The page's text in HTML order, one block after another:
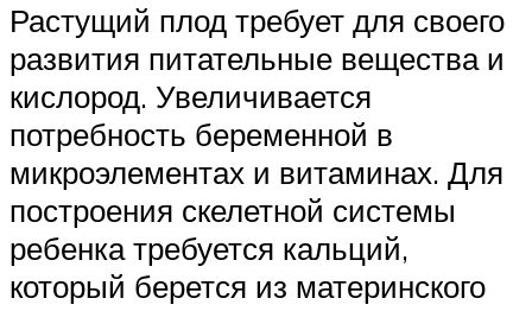
Растущий плод требует для своего
развития питательные вещества и
кислород. Увеличивается
потребность беременной в
микроэлементах и витаминах. Для
построения скелетной системы
ребенка требуется кальций,
который берется из материнского